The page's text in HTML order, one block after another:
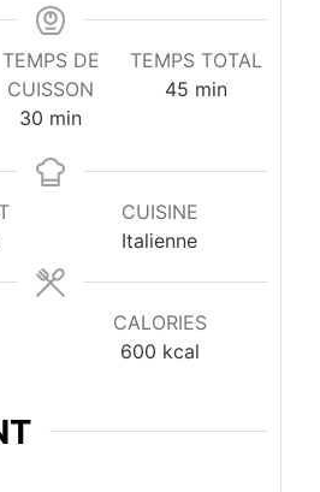
TEMPS DE
CUISSON
30 minutes
min
TEMPS TOTAL
45minutes
min
CUISINE
Italienne
CALORIES
600 kcal